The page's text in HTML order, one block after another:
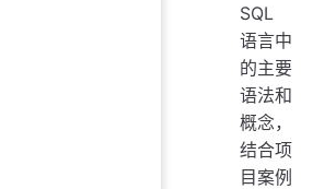
SQL
语言中
的主要
语法和
概念，
结合项
目案例